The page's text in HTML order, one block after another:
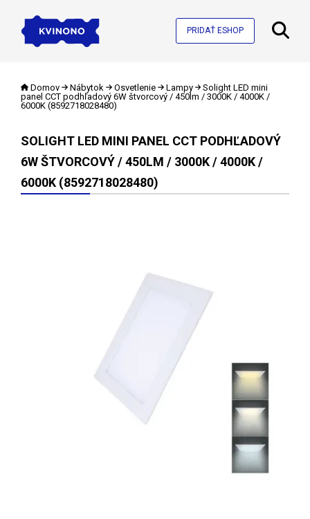
PRIDAŤ ESHOP
Domov Nábytok Osvetlenie Lampy
Solight LED mini
panel CCT podhľadový 6W štvorcový / 450lm / 3000K / 4000K /
6000K (8592718028480)
SOLIGHT LED MINI PANEL CCT PODHĽADOVÝ
6W ŠTVORCOVÝ / 450LM / 3000K / 4000K /
6000K (8592718028480)